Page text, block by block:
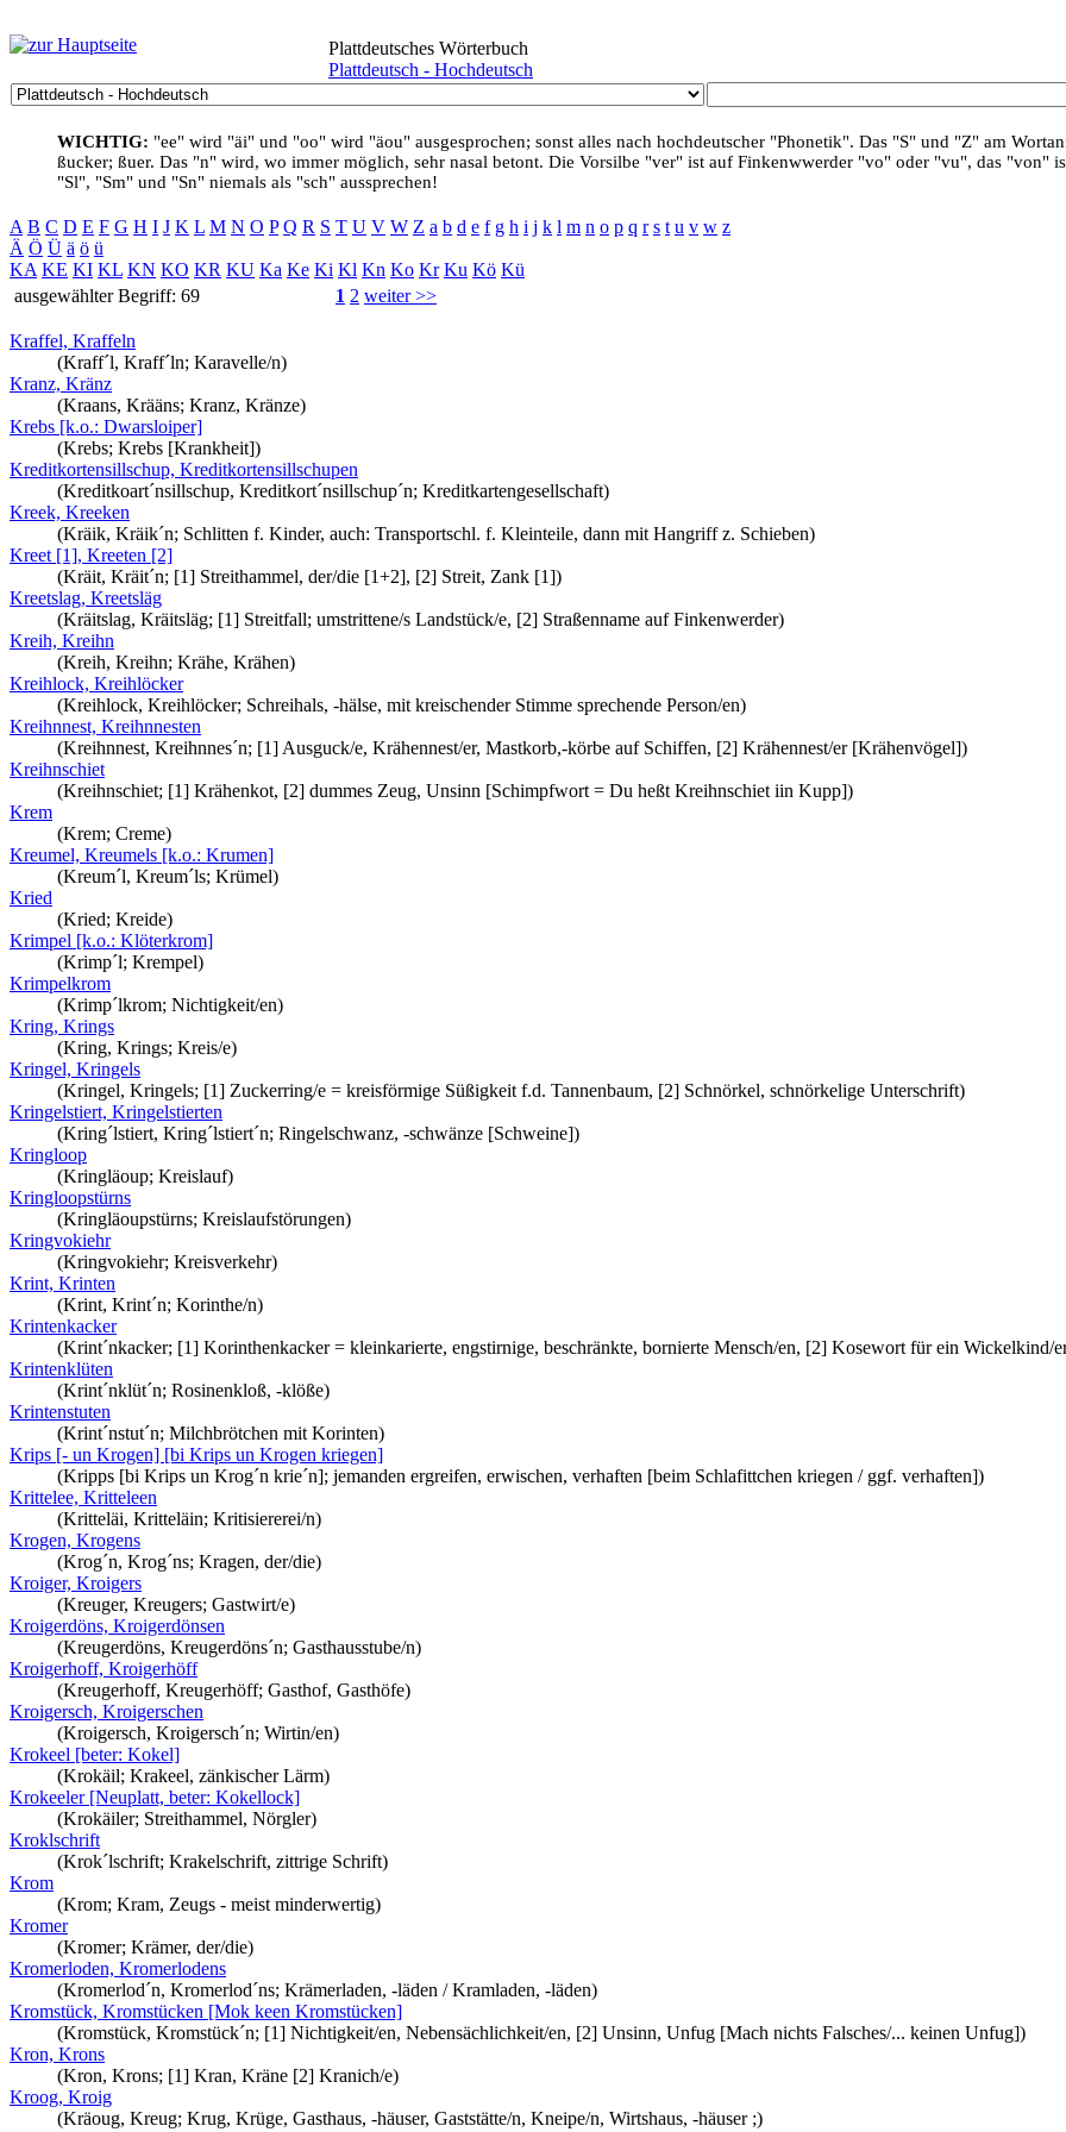
Plattdeutsches Wörterbuch
Plattdeutsch - Hochdeutsch
WICHTIG: "ee" wird "äi" und "oo" wird "äou" ausgesprochen; sonst alles nach hochdeutscher "Phonetik". Das "S" und "Z" am
ßucker; ßuer. Das "n" wird, wo immer möglich, sehr nasal betont. Die Vorsilbe "ver" ist auf Finkenwwerder "vo" oder "vu", das "von"
"Sl", "Sm" und "Sn" niemals als "sch" aussprechen!
A B C D E F G H I J K L M N O P Q R S T U V W Z a b d e f g h i j k l m n o p q r s t u v w z
Ä Ö Ü ä ö ü
KA KE KI KL KN KO KR KU Ka Ke Ki Kl Kn Ko Kr Ku Kö Kü
ausgewählter Begriff: 69
1 2 weiter >>
Kraffel, Kraffeln
(Kraff´l, Kraff´ln; Karavelle/n)
Kranz, Kränz
(Kraans, Krääns; Kranz, Kränze)
Krebs [k.o.: Dwarsloiper]
(Krebs; Krebs [Krankheit])
Kreditkortensillschup, Kreditkortensillschupen
(Kreditkoart´nsillschup, Kreditkort´nsillschup´n; Kreditkartengesellschaft)
Kreek, Kreeken
(Kräik, Kräik´n; Schlitten f. Kinder, auch: Transportschl. f. Kleinteile, dann mit Hangriff z. Schieben)
Kreet [1], Kreeten [2]
(Kräit, Kräit´n; [1] Streithammel, der/die [1+2], [2] Streit, Zank [1])
Kreetslag, Kreetsläg
(Kräitslag, Kräitsläg; [1] Streitfall; umstrittene/s Landstück/e, [2] Straßenname auf Finkenwerder)
Kreih, Kreihn
(Kreih, Kreihn; Krähe, Krähen)
Kreihlock, Kreihlöcker
(Kreihlock, Kreihlöcker; Schreihals, -hälse, mit kreischender Stimme sprechende Person/en)
Kreihnnest, Kreihnnesten
(Kreihnnest, Kreihnnes´n; [1] Ausguck/e, Krähennest/er, Mastkorb,-körbe auf Schiffen, [2] Krähennest/er [Krähenvögel])
Kreihnschiet
(Kreihnschiet; [1] Krähenkot, [2] dummes Zeug, Unsinn [Schimpfwort = Du heßt Kreihnschiet iin Kupp])
Krem
(Krem; Creme)
Kreumel, Kreumels [k.o.: Krumen]
(Kreum´l, Kreum´ls; Krümel)
Kried
(Kried; Kreide)
Krimpel [k.o.: Klöterkrom]
(Krimp´l; Krempel)
Krimpelkrom
(Krimp´lkrom; Nichtigkeit/en)
Kring, Krings
(Kring, Krings; Kreis/e)
Kringel, Kringels
(Kringel, Kringels; [1] Zuckerring/e = kreisförmige Süßigkeit f.d. Tannenbaum, [2] Schnörkel, schnörkelige Unterschrift)
Kringelstiert, Kringelstierten
(Kring´lstiert, Kring´lstiert´n; Ringelschwanz, -schwänze [Schweine])
Kringloop
(Kringläoup; Kreislauf)
Kringloopstürns
(Kringläoupstürns; Kreislaufstörungen)
Kringvokiehr
(Kringvokiehr; Kreisverkehr)
Krint, Krinten
(Krint, Krint´n; Korinthe/n)
Krintenkacker
(Krint´nkacker; [1] Korinthenkacker = kleinkarierte, engstirnige, beschränkte, bornierte Mensch/en, [2] Kosewort für ein Wickelkind/
Krintenklüten
(Krint´nklüt´n; Rosinenkloß, -klöße)
Krintenstuten
(Krint´nstut´n; Milchbrötchen mit Korinten)
Krips [- un Krogen] [bi Krips un Krogen kriegen]
(Kripps [bi Krips un Krog´n krie´n]; jemanden ergreifen, erwischen, verhaften [beim Schlafittchen kriegen / ggf. verhaften])
Krittelee, Kritteleen
(Kritteläi, Kritteläin; Kritisiererei/n)
Krogen, Krogens
(Krog´n, Krog´ns; Kragen, der/die)
Kroiger, Kroigers
(Kreuger, Kreugers; Gastwirt/e)
Kroigerdöns, Kroigerdönsen
(Kreugerdöns, Kreugerdöns´n; Gasthausstube/n)
Kroigerhoff, Kroigerhöff
(Kreugerhoff, Kreugerhöff; Gasthof, Gasthöfe)
Kroigersch, Kroigerschen
(Kroigersch, Kroigersch´n; Wirtin/en)
Krokeel [beter: Kokel]
(Krokäil; Krakeel, zänkischer Lärm)
Krokeeler [Neuplatt, beter: Kokellock]
(Krokäiler; Streithammel, Nörgler)
Kroklschrift
(Krok´lschrift; Krakelschrift, zittrige Schrift)
Krom
(Krom; Kram, Zeugs - meist minderwertig)
Kromer
(Kromer; Krämer, der/die)
Kromerloden, Kromerlodens
(Kromerlod´n, Kromerlod´ns; Krämerladen, -läden / Kramladen, -läden)
Kromstück, Kromstücken [Mok keen Kromstücken]
(Kromstück, Kromstück´n; [1] Nichtigkeit/en, Nebensächlichkeit/en, [2] Unsinn, Unfug [Mach nichts Falsches/... keinen Unfug])
Kron, Krons
(Kron, Krons; [1] Kran, Kräne [2] Kranich/e)
Kroog, Kroig
(Kräoug, Kreug; Krug, Krüge, Gasthaus, -häuser, Gaststätte/n, Kneipe/n, Wirtshaus, -häuser ;)